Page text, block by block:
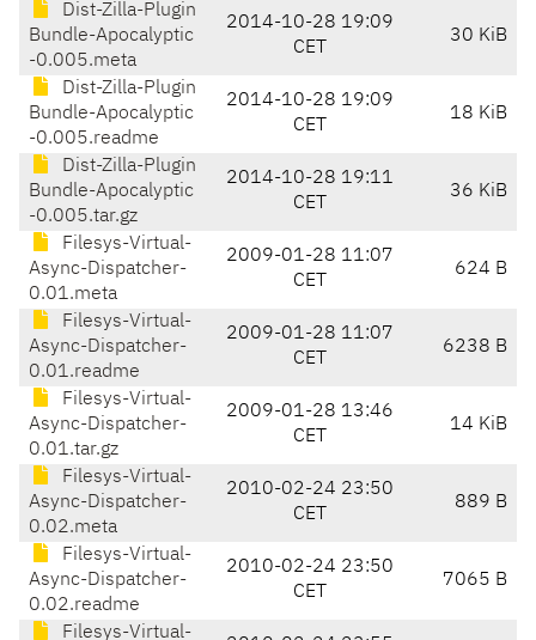
Dist-Zilla-Plugin
Bundle-Apocalyptic
-0.005.meta
2014-10-28 19:09
CET
30 KiB
Dist-Zilla-Plugin
Bundle-Apocalyptic
-0.005.readme
2014-10-28 19:09
CET
18 KiB
Dist-Zilla-Plugin
Bundle-Apocalyptic
-0.005.tar.gz
2014-10-28 19:11
CET
36 KiB
Filesys-Virtual-
Async-Dispatcher-
0.01.meta
2009-01-28 11:07
CET
624 B
Filesys-Virtual-
Async-Dispatcher-
0.01.readme
2009-01-28 11:07
CET
6238 B
Filesys-Virtual-
Async-Dispatcher-
0.01.tar.gz
2009-01-28 13:46
CET
14 KiB
Filesys-Virtual-
Async-Dispatcher-
0.02.meta
2010-02-24 23:50
CET
889 B
Filesys-Virtual-
Async-Dispatcher-
0.02.readme
2010-02-24 23:50
CET
7065 B
Filesys-Virtual-